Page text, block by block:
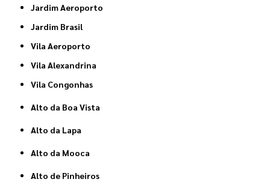
Jardim Aeroporto
Jardim Brasil
Vila Aeroporto
Vila Alexandrina
Vila Congonhas
Alto da Boa Vista
Alto da Lapa
Alto da Mooca
Alto de Pinheiros